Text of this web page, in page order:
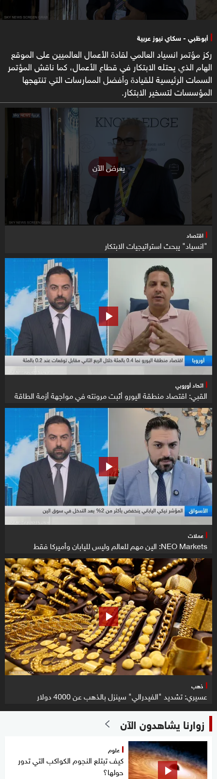
أبوظبي - سكاي نيوز عربية
ركز مؤتمر انسياد العالمي لقادة الأعمال العالميين على الموقع
الهام الذي يحتله الابتكار في قطاع الأعمال، كما ناقش المؤتمر
السمات الرئيسية للقيادة وأفضل الممارسات التي تنتهجها
المؤسسات لتسخير الابتكار.
يعرض الآن
اقتصاد
"انسياد" يبحث استراتيجيات الابتكار
اتحاد أوروبي
القبي: اقتصاد منطقة اليورو أثبت مرونته في مواجهة أزمة الطاقة
عملات
NEO Markets: الين مهم للعالم وليس لليابان وأميركا فقط
ذهب
عسيري: تشديد "الفيدرالي" سينزل بالذهب عن 4000 دولار
زوارنا يشاهدون الآن
علوم
كيف تبتلع النجوم الكواكب التي تدور
حولها؟